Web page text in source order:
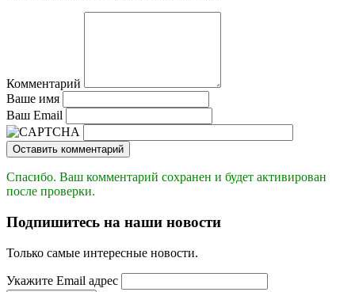
Комментарий
Ваше имя
Ваш Email
Оставить комментарий
Спасибо. Ваш комментарий сохранен и будет активирован
после проверки.
Подпишитесь на наши новости
Только самые интересные новости.
Укажите Email адрес